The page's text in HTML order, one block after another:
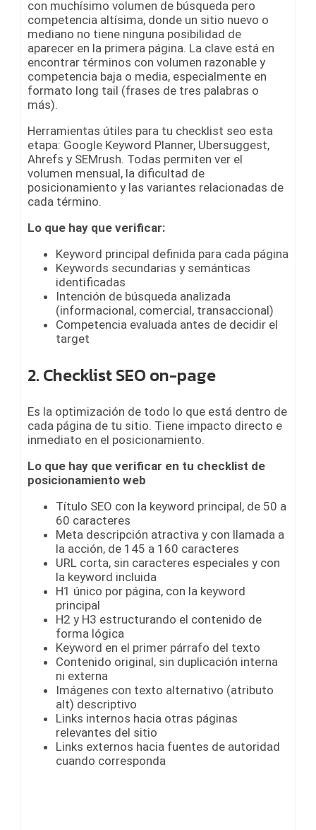
con muchísimo volumen de búsqueda pero
competencia altísima, donde un sitio nuevo o
mediano no tiene ninguna posibilidad de
aparecer en la primera página. La clave está en
encontrar términos con volumen razonable y
competencia baja o media, especialmente en
formato long tail (frases de tres palabras o
más).
Herramientas útiles para tu checklist seo esta
etapa: Google Keyword Planner, Ubersuggest,
Ahrefs y SEMrush. Todas permiten ver el
volumen mensual, la dificultad de
posicionamiento y las variantes relacionadas de
cada término.
Lo que hay que verificar:
Keyword principal definida para cada página
Keywords secundarias y semánticas
identificadas
Intención de búsqueda analizada
(informacional, comercial, transaccional)
Competencia evaluada antes de decidir el
target
2. Checklist SEO on-page
Es la optimización de todo lo que está dentro de
cada página de tu sitio. Tiene impacto directo e
inmediato en el posicionamiento.
Lo que hay que verificar en tu checklist de
posicionamiento web
Título SEO con la keyword principal, de 50 a
60 caracteres
Meta descripción atractiva y con llamada a
la acción, de 145 a 160 caracteres
URL corta, sin caracteres especiales y con
la keyword incluida
H1 único por página, con la keyword
principal
H2 y H3 estructurando el contenido de
forma lógica
Keyword en el primer párrafo del texto
Contenido original, sin duplicación interna
ni externa
Imágenes con texto alternativo (atributo
alt) descriptivo
Links internos hacia otras páginas
relevantes del sitio
Links externos hacia fuentes de autoridad
cuando corresponda